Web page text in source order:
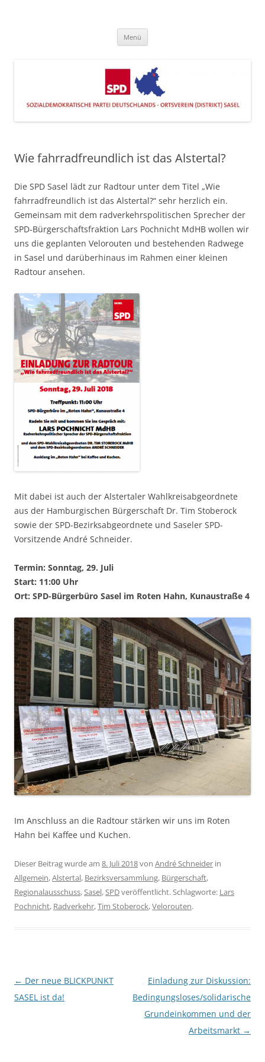
Menü
Wie fahrradfreundlich ist das Alstertal?
Die SPD Sasel lädt zur Radtour unter dem Titel „Wie
fahrradfreundlich ist das Alstertal?“ sehr herzlich ein.
Gemeinsam mit dem radverkehrspolitischen Sprecher der
SPD-Bürgerschaftsfraktion Lars Pochnicht MdHB wollen wir
uns die geplanten Velorouten und bestehenden Radwege
in Sasel und darüberhinaus im Rahmen einer kleinen
Radtour ansehen.
Mit dabei ist auch der Alstertaler Wahlkreisabgeordnete
aus der Hamburgischen Bürgerschaft Dr. Tim Stoberock
sowie der SPD-Bezirksabgeordnete und Saseler SPD-
Vorsitzende André Schneider.
Termin: Sonntag, 29. Juli
Start: 11:00 Uhr
Ort: SPD-Bürgerbüro Sasel im Roten Hahn, Kunaustraße 4
Im Anschluss an die Radtour stärken wir uns im Roten
Hahn bei Kaffee und Kuchen.
Dieser Beitrag wurde am 8. Juli 2018von André Schneider in
Allgemein,Alstertal, Bezirksversammlung, Bürgerschaft,
Regionalausschuss,Sasel,SPDveröffentlicht. Schlagworte: Lars
Pochnicht, Radverkehr,Tim Stoberock,Velorouten.
Beitragsnavigation
← Der neue BLICKPUNKT
SASEL ist da!
Einladung zur Diskussion:
Bedingungsloses/solidarisches
Grundeinkommen und der
Arbeitsmarkt →